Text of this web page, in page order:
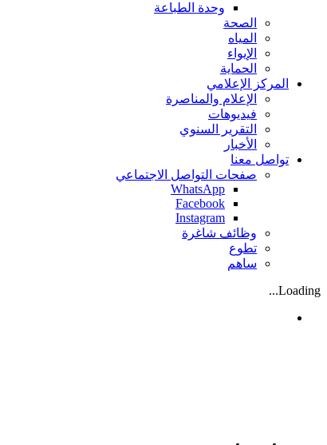
وحدة الطباعة
الصحة
المياه
الإيواء
الحماية
المركز الإعلامي
الإعلام والمناصرة
فيديوهات
التقرير السنوي
الأخبار
تواصل معنا
صفحات التواصل الاجتماعي
WhatsApp
Facebook
Instagram
وظائف شاغرة
تطوع
ساهم
Loading...